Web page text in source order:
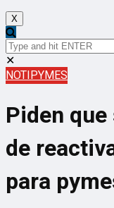
X
✕
NOTIPYMES
Piden
de
para